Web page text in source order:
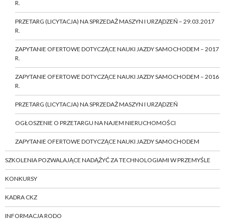
R.
PRZETARG (LICYTACJA) NA SPRZEDAŻ MASZYN I URZĄDZEŃ – 29.03.2017
R.
ZAPYTANIE OFERTOWE DOTYCZĄCE NAUKI JAZDY SAMOCHODEM – 2017
R.
ZAPYTANIE OFERTOWE DOTYCZĄCE NAUKI JAZDY SAMOCHODEM – 2016
R.
PRZETARG (LICYTACJA) NA SPRZEDAŻ MASZYN I URZĄDZEŃ
OGŁOSZENIE O PRZETARGU NA NAJEM NIERUCHOMOŚCI
ZAPYTANIE OFERTOWE DOTYCZĄCE NAUKI JAZDY SAMOCHODEM
SZKOLENIA POZWALAJĄCE NADĄŻYĆ ZA TECHNOLOGIAMI W PRZEMYŚLE
KONKURSY
KADRA CKZ
INFORMACJA RODO